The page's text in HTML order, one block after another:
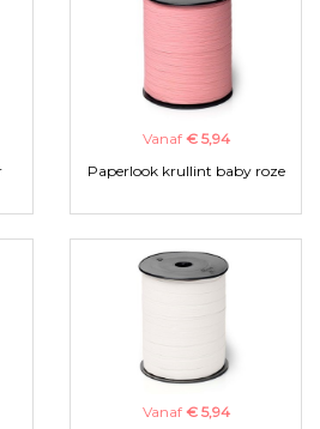
Vanaf € 5,94
Paperlook krullint baby roze
Vanaf € 5,94